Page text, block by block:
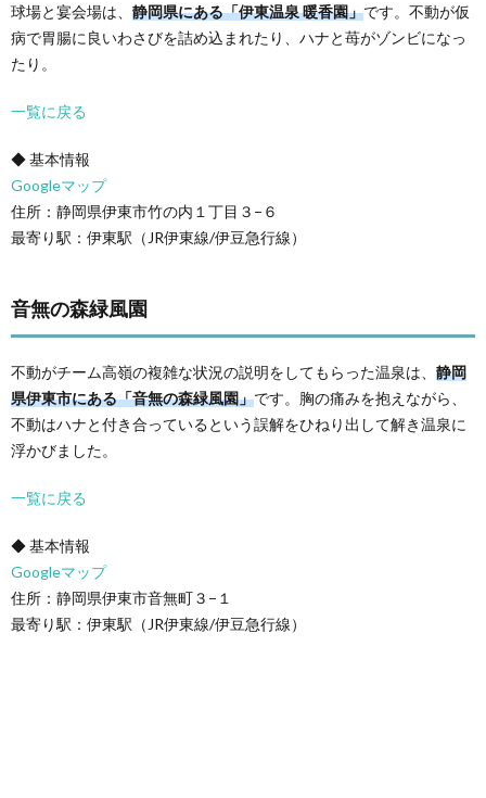
球場と宴会場は、 静岡県にある「伊東温泉 暖香園」です。不動が仮
病で胃腸に良いわさびを詰め込まれたり、ハナと苺がゾンビになっ
たり。
一覧に戻る
◆ 基本情報
Googleマップ
住所：静岡県伊東市竹の内１丁目３−６
最寄り駅：伊東駅（JR伊東線/伊豆急行線）
音無の森緑風園
不動がチーム高嶺の複雑な状況の説明をしてもらった温泉は、 静岡
県伊東市にある「音無の森緑風園」です。胸の痛みを抱えながら、
不動はハナと付き合っているという誤解をひねり出して解き温泉に
浮かびました。
一覧に戻る
◆ 基本情報
Googleマップ
住所：静岡県伊東市音無町３−１
最寄り駅：伊東駅（JR伊東線/伊豆急行線）